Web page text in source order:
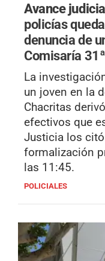
Avance
policías
denuncia de
Comisaría 31ª
La
un joven en la
Chacritas
efectivos que
Justicia los
formalización
las 11:45.
POLICIALES